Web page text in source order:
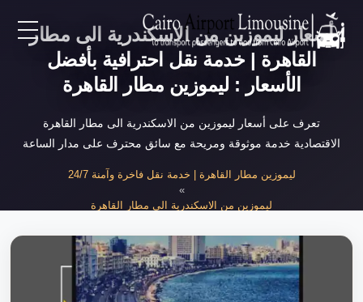
EN
AR
خدمات المطار
نحن
أسعار ليموزين من الاسكندرية الى مطار
القاهرة | خدمة نقل احترافية بأفضل
الأسعار : ليموزين مطار القاهرة
تعرف على أسعار ليموزين من الاسكندرية الى مطار القاهرة
الاقتصادية خدمة موثوقة ومريحة مع سائق محترف على مدار الساعة
ليموزين مطار القاهرة | خدمة نقل فاخرة وآمنة 24/7
ليموزين من الاسكندرية الى مطار القاهرة
أسعار ليموزين من الاسكندرية الى مطار الق...